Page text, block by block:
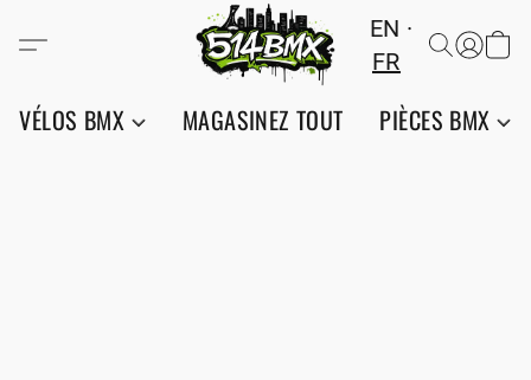
EN
FR
VÉLOS BMX MAGASINEZ TOUT PIÈCES BMX